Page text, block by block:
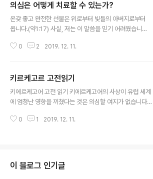
실 때까지 그분을 믿지 않고 의심했던 자입니다. 의심 많았
던 제가 감히 말씀드립니다. 여러 가지 시험을 당하거든 기
쁘게 여기십시오. 여러분이 시험을 받을 때, 하나님에게 시
기 때문입니다.(약1:13) 여러분이 시험을 이길 수 있는 방
의심은 어떻게 치료할 수 있는가?
온갖 좋고 완전한 선물은 위로부터 빛들의 아버지로부터
옵니다.(약1:17) 사실, 저는 이 말씀을 믿기 어려웠습니다.
수많은 사람들이 가족과 헤어지고 동굴 속에 갇혀 지내야
씀을 의심했던 겁니다. 저에게 인생에서 제일 힘든 과제가
무엇인지 묻는다면, 저 야고보 사도는 과감하게 말할 수 있
습니다. 그것은 우리가 처한 현실을, 우리가 처한 고난을 선
이 의심했던 제가 말입니다. 의심하는 하는 자는 마치 바다
0 2 2019. 12. 11.
키르케고르 고전읽기
키에르케고어 고전 읽기 키에르케고어의 사상이 유럽 세계
에 엄청난 영향을 끼쳤다는 것은 의심할 여지가 없습니다.
여기에 그의 일반적인 생애에 대한 언급도 할 필요가 없다
사상이 묻어 있습니다. 그들이 어떤 필요에 의해서 어떤 사
상을 갖다 썼을지라도, 오늘날 우리에게 알려져 있는 키에
0 1 2019. 12. 11.
이 블로그 인기글